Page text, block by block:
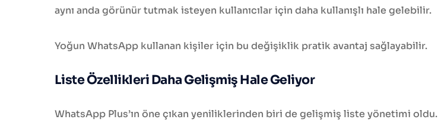
aynı anda görünür tutmak isteyen kullanıcılar için daha kullanışlı hale gelebilir.
Yoğun WhatsApp kullanan kişiler için bu değişiklik pratik avantaj sağlayabilir.
Liste Özellikleri Daha Gelişmiş Hale Geliyor
WhatsApp Plus’ın öne çıkan yeniliklerinden biri de gelişmiş liste yönetimi oldu.